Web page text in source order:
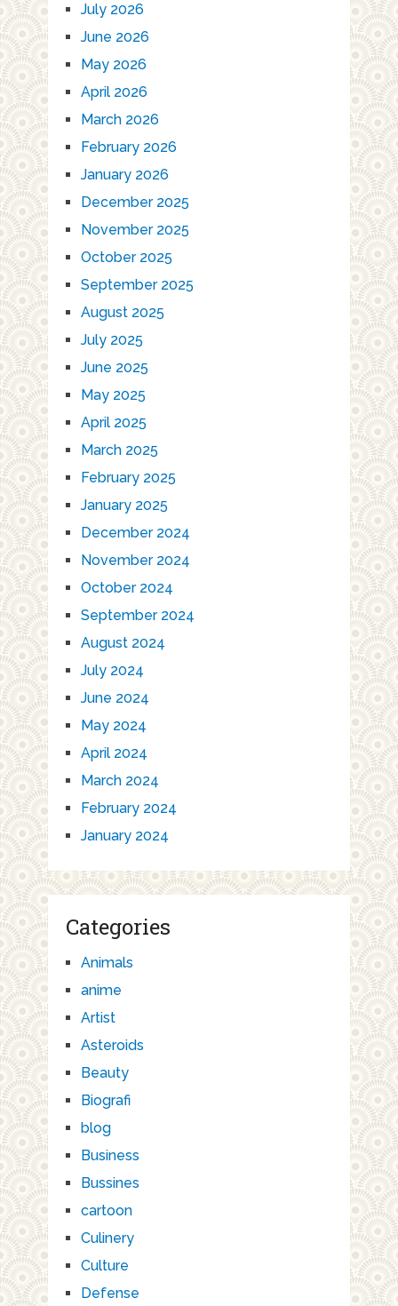
July 2026
June 2026
May 2026
April 2026
March 2026
February 2026
January 2026
December 2025
November 2025
October 2025
September 2025
August 2025
July 2025
June 2025
May 2025
April 2025
March 2025
February 2025
January 2025
December 2024
November 2024
October 2024
September 2024
August 2024
July 2024
June 2024
May 2024
April 2024
March 2024
February 2024
January 2024
Categories
Animals
anime
Artist
Asteroids
Beauty
Biografi
blog
Business
Bussines
cartoon
Culinery
Culture
Defense